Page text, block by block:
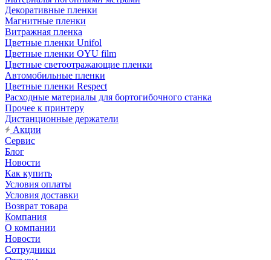
Декоративные пленки
Магнитные пленки
Витражная пленка
Цветные пленки Unifol
Цветные пленки OYU film
Цветные светоотражающие пленки
Автомобильные пленки
Цветные пленки Respect
Расходные материалы для бортогибочного станка
Прочее к принтеру
Дистанционные держатели
Акции
Сервис
Блог
Новости
Как купить
Условия оплаты
Условия доставки
Возврат товара
Компания
О компании
Новости
Сотрудники